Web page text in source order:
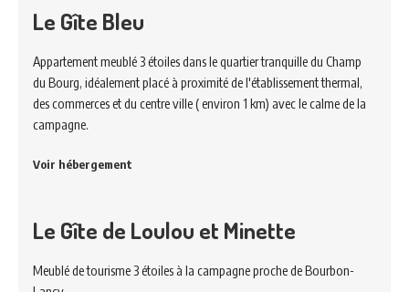
Le Gîte Bleu
Appartement meublé 3 étoiles dans le quartier tranquille du Champ
du Bourg, idéalement placé à proximité de l'établissement thermal,
des commerces et du centre ville ( environ 1 km) avec le calme de la
campagne.
Voir hébergement
Le Gîte de Loulou et Minette
Meublé de tourisme 3 étoiles à la campagne proche de Bourbon-